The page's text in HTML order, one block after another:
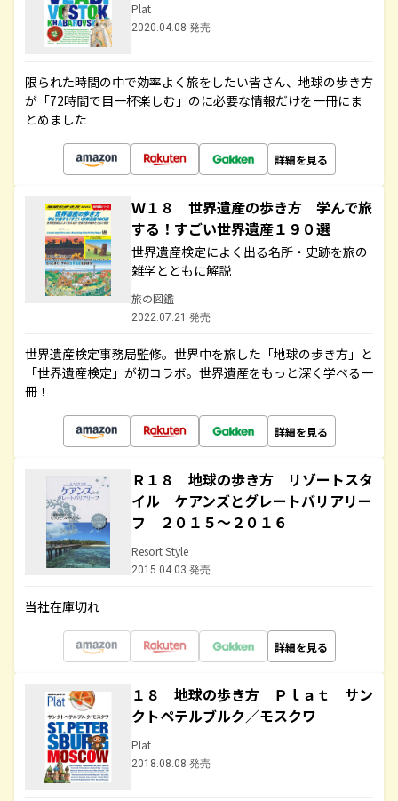
Plat
2020.04.08 発売
限られた時間の中で効率よく旅をしたい皆さん、地球の歩き方
が「72時間で目一杯楽しむ」のに必要な情報だけを一冊にま
とめました
詳細を見る
Ｗ１８ 世界遺産の歩き方 学んで旅
する！すごい世界遺産１９０選
世界遺産検定によく出る名所・史跡を旅の
雑学とともに解説
旅の図鑑
2022.07.21 発売
世界遺産検定事務局監修。世界中を旅した「地球の歩き方」と
「世界遺産検定」が初コラボ。世界遺産をもっと深く学べる一
冊！
詳細を見る
Ｒ１８ 地球の歩き方 リゾートスタ
イル ケアンズとグレートバリアリー
フ ２０１５～２０１６
Resort Style
2015.04.03 発売
当社在庫切れ
詳細を見る
１８ 地球の歩き方 Ｐｌａｔ サン
クトペテルブルク／モスクワ
Plat
2018.08.08 発売